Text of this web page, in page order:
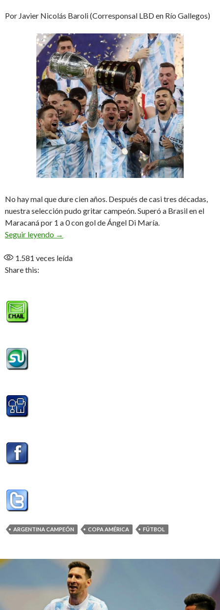
Por Javier Nicolás Baroli (Corresponsal LBD en Río Gallegos)
No hay mal que dure cien años. Después de casi tres décadas,
nuestra selección pudo gritar campeón. Superó a Brasil en el
Maracaná por 1 a 0 con gol de Ángel Di María.
Seguir leyendo El título más esperado, Argentina Campeón de
→
1.581 veces leída
Share this:
ARGENTINA CAMPEÓN COPA AMÉRICA FÚTBOL